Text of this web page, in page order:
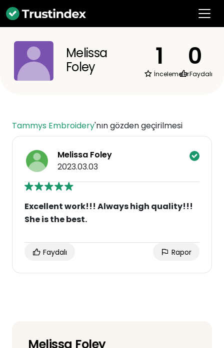
Melissa
Foley
1
İncelemeler
0
Faydalı
Tammys Embroidery'nın gözden geçirilmesi
Melissa Foley
2023.03.03
Excellent work!!! Always high quality!!!
She is the best.
Faydalı Rapor
Melissa Foley